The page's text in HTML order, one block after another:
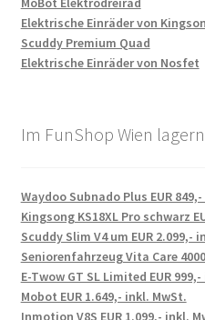
Elektrische Einräder von
Scuddy Premium Quad
Elektrische Einräder von Nosfet
Im FunShop Wien
Waydoo Subnado Plus EUR
Kingsong KS18XL Pro schwarz
Scuddy Slim V4 um EUR 2.099,-
Seniorenfahrzeug Vita Care
E-Twow GT SL Limited EUR
Mobot EUR 1.649,- inkl. MwSt.
Inmotion V8S EUR 1.099,- inkl.